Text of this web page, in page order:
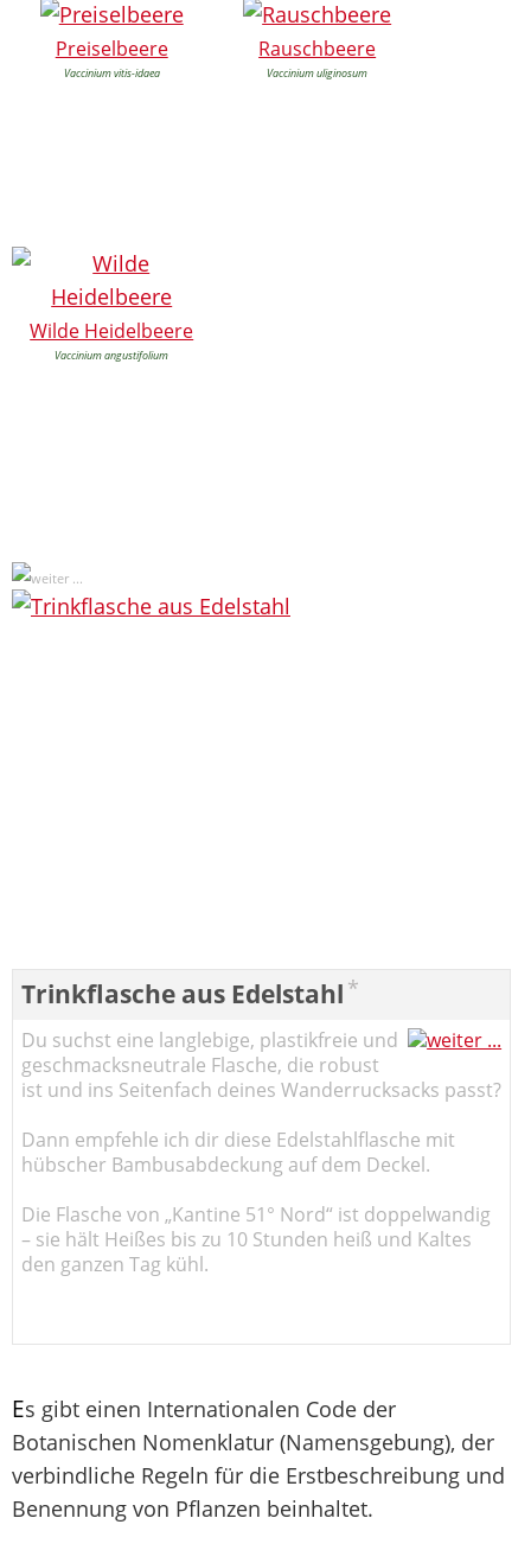
Preiselbeere
Vaccinium vitis-idaea
Rauschbeere
Vaccinium uliginosum
Wilde Heidelbeere
Vaccinium angustifolium
Trinkflasche aus Edelstahl *
Du suchst eine langlebige, plastikfreie und
geschmacksneutrale Flasche, die robust
ist und ins Seitenfach deines Wanderrucksacks passt?
Dann empfehle ich dir diese Edelstahlflasche mit
hübscher Bambusabdeckung auf dem Deckel.
Die Flasche von „Kantine 51° Nord“ ist doppelwandig
– sie hält Heißes bis zu 10 Stunden heiß und Kaltes
den ganzen Tag kühl.
Es gibt einen Internationalen Code der
Botanischen Nomenklatur (Namensgebung), der
verbindliche Regeln für die Erstbeschreibung und
Benennung von Pflanzen beinhaltet.